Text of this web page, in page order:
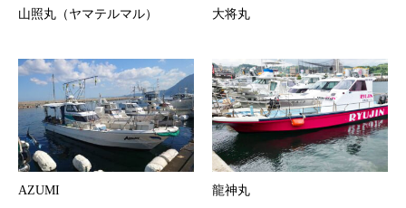
山照丸（ヤマテルマル） 大将丸
AZUMI 龍神丸